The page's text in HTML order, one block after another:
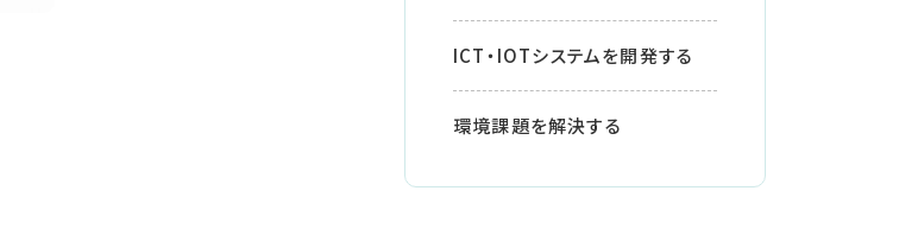
ICT・IOTシステムを開発する
環境課題を解決する